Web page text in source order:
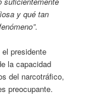
y qué tan
.
presidente
la capacidad
del narcotráfico,
preocupante.